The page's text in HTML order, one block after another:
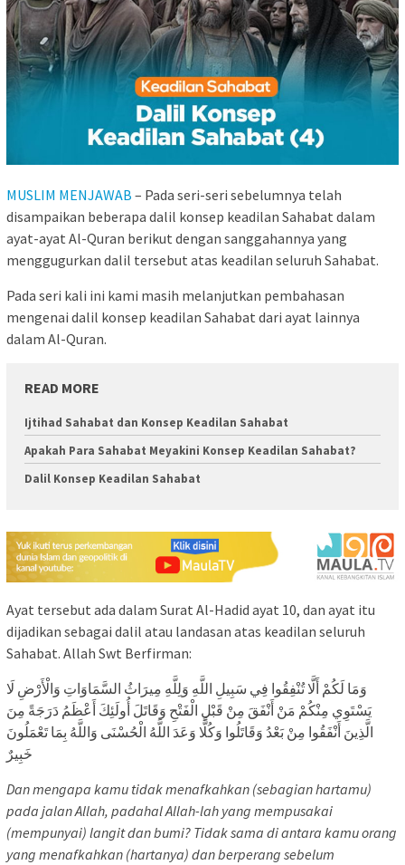
MUSLIM MENJAWAB – Pada seri-seri sebelumnya telah
disampaikan beberapa dalil konsep keadilan Sahabat dalam
ayat-ayat Al-Quran berikut dengan sanggahannya yang
menggugurkan dalil tersebut atas keadilan seluruh Sahabat.
Pada seri kali ini kami masih melanjutkan pembahasan
mengenai dalil konsep keadilan Sahabat dari ayat lainnya
dalam Al-Quran.
READ MORE
Ijtihad Sahabat dan Konsep Keadilan Sahabat
Apakah Para Sahabat Meyakini Konsep Keadilan Sahabat?
Dalil Konsep Keadilan Sahabat
Ayat tersebut ada dalam Surat Al-Hadid ayat 10, dan ayat itu
dijadikan sebagai dalil atau landasan atas keadilan seluruh
Sahabat. Allah Swt Berfirman:
وَمَا لَكُمْ أَلَّا تُنْفِقُوا فِي سَبِيلِ اللَّهِ وَلِلَّهِ مِيرَاثُ السَّمَاوَاتِ وَالْأَرْضِ لَا
يَسْتَوِي مِنْكُمْ مَنْ أَنْفَقَ مِنْ قَبْلِ الْفَتْحِ وَقَاتَلَ أُولَئِكَ أَعْظَمُ دَرَجَةً مِنَ
الَّذِينَ أَنْفَقُوا مِنْ بَعْدُ وَقَاتَلُوا وَكُلًّا وَعَدَ اللَّهُ الْحُسْنَى وَاللَّهُ بِمَا تَعْمَلُونَ
خَبِيرٌ
Dan mengapa kamu tidak menafkahkan (sebagian hartamu)
pada jalan Allah, padahal Allah-lah yang mempusakai
(mempunyai) langit dan bumi? Tidak sama di antara kamu orang
yang menafkahkan (hartanya) dan berperang sebelum